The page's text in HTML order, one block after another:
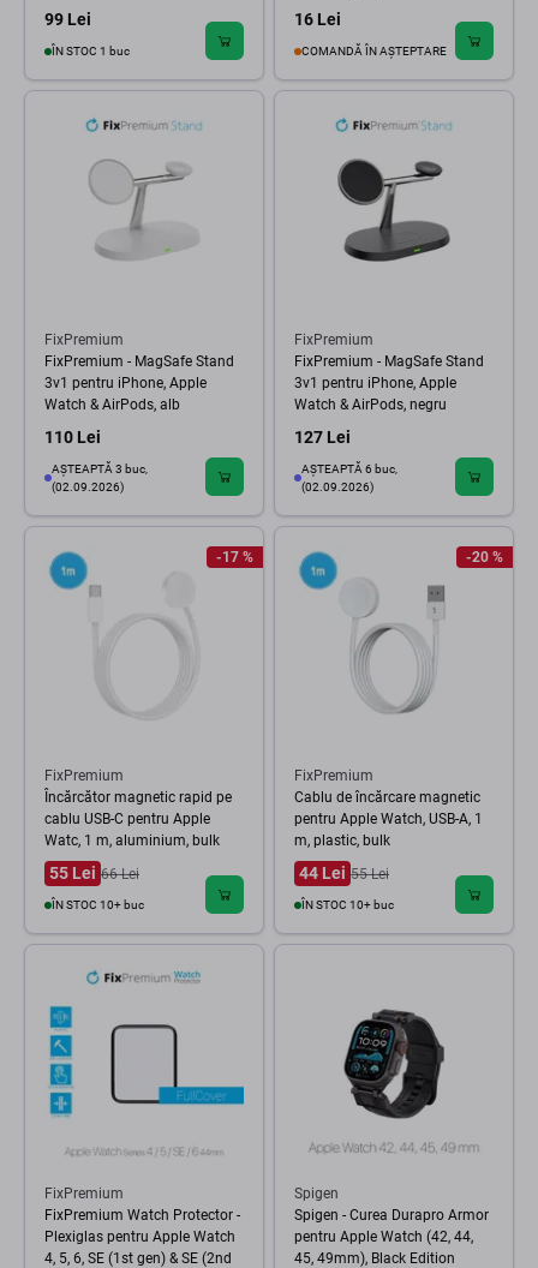
99 Lei
ÎN STOC 1 buc
16 Lei
COMANDĂ ÎN AȘTEPTARE
FixPremium
FixPremium - MagSafe Stand
3v1 pentru iPhone, Apple
Watch & AirPods, alb
110 Lei
AȘTEAPTĂ 3 buc,
(02.09.2026)
FixPremium
FixPremium - MagSafe Stand
3v1 pentru iPhone, Apple
Watch & AirPods, negru
127 Lei
AȘTEAPTĂ 6 buc,
(02.09.2026)
-17 %
FixPremium
Încărcător magnetic rapid pe
cablu USB-C pentru Apple
Watc, 1 m, aluminium, bulk
55 Lei 66 Lei
ÎN STOC 10+ buc
-20 %
FixPremium
Cablu de încărcare magnetic
pentru Apple Watch, USB-A, 1
m, plastic, bulk
44 Lei 55 Lei
ÎN STOC 10+ buc
FixPremium
FixPremium Watch Protector -
Plexiglas pentru Apple Watch
4, 5, 6, SE (1st gen) & SE (2nd
Spigen
Spigen - Curea Durapro Armor
pentru Apple Watch (42, 44,
45, 49mm), Black Edition